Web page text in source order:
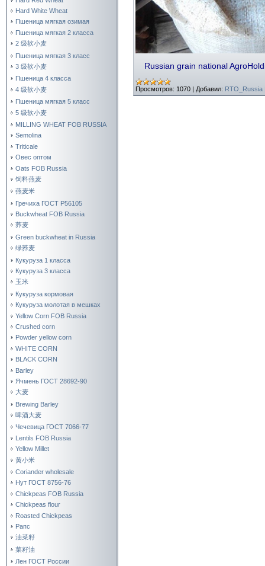
Hard White Wheat
Пшеница мягкая озимая
Пшеница мягкая 2 класса
2 级软小麦
Пшеница мягкая 3 класс
3 级软小麦
Пшеница 4 класса
4 级软小麦
Пшеница мягкая 5 класс
5 级软小麦
MILLING WHEAT FOB RUSSIA
Semolina
Triticale
Овес оптом
Oats FOB Russia
饲料燕麦
燕麦米
Гречиха ГОСТ Р56105
Buckwheat FOB Russia
荞麦
Green buckwheat in Russia
绿荞麦
Кукуруза 1 класса
Кукуруза 3 класса
玉米
Кукуруза кормовая
Кукуруза молотая в мешках
Yellow Corn FOB Russia
Crushed corn
Powder yellow corn
WHITE CORN
BLACK CORN
Barley
Ячмень ГОСТ 28692-90
大麦
Brewing Barley
啤酒大麦
Чечевица ГОСТ 7066-77
Lentils FOB Russia
Yellow Millet
黄小米
Coriander wholesale
Нут ГОСТ 8756-76
Chickpeas FOB Russia
Chickpeas flour
Roasted Chickpeas
Рапс
油菜籽
菜籽油
Лен ГОСТ России
Russian grain national
Просмотров: 1070 | Добавил: RTO_Russia